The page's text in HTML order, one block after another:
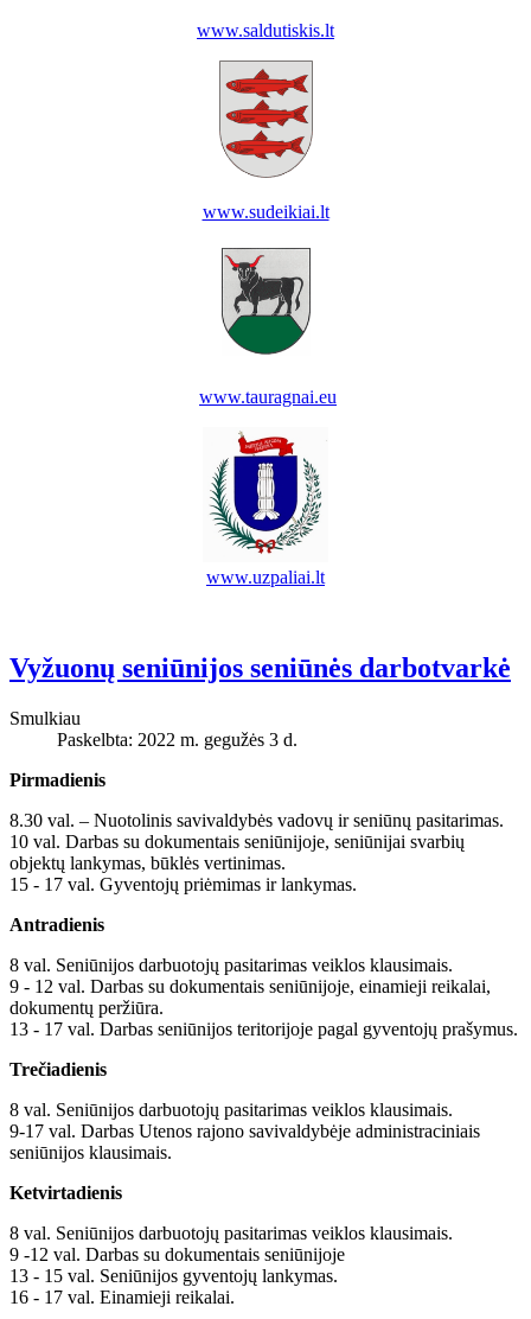
www.saldutiskis.lt
www.sudeikiai.lt
www.tauragnai.eu
www.uzpaliai.lt
Vyžuonų seniūnijos seniūnės darbotvarkė
Smulkiau
Paskelbta: 2022 m. gegužės 3 d.
Pirmadienis
8.30 val. – Nuotolinis savivaldybės vadovų ir seniūnų pasitarimas.
10 val. Darbas su dokumentais seniūnijoje, seniūnijai svarbių
objektų lankymas, būklės vertinimas.
15 - 17 val. Gyventojų priėmimas ir lankymas.
Antradienis
8 val. Seniūnijos darbuotojų pasitarimas veiklos klausimais.
9 - 12 val. Darbas su dokumentais seniūnijoje, einamieji reikalai,
dokumentų peržiūra.
13 - 17 val. Darbas seniūnijos teritorijoje pagal gyventojų prašymus.
Trečiadienis
8 val. Seniūnijos darbuotojų pasitarimas veiklos klausimais.
9-17 val. Darbas Utenos rajono savivaldybėje administraciniais
seniūnijos klausimais.
Ketvirtadienis
8 val. Seniūnijos darbuotojų pasitarimas veiklos klausimais.
9 -12 val. Darbas su dokumentais seniūnijoje
13 - 15 val. Seniūnijos gyventojų lankymas.
16 - 17 val. Einamieji reikalai.